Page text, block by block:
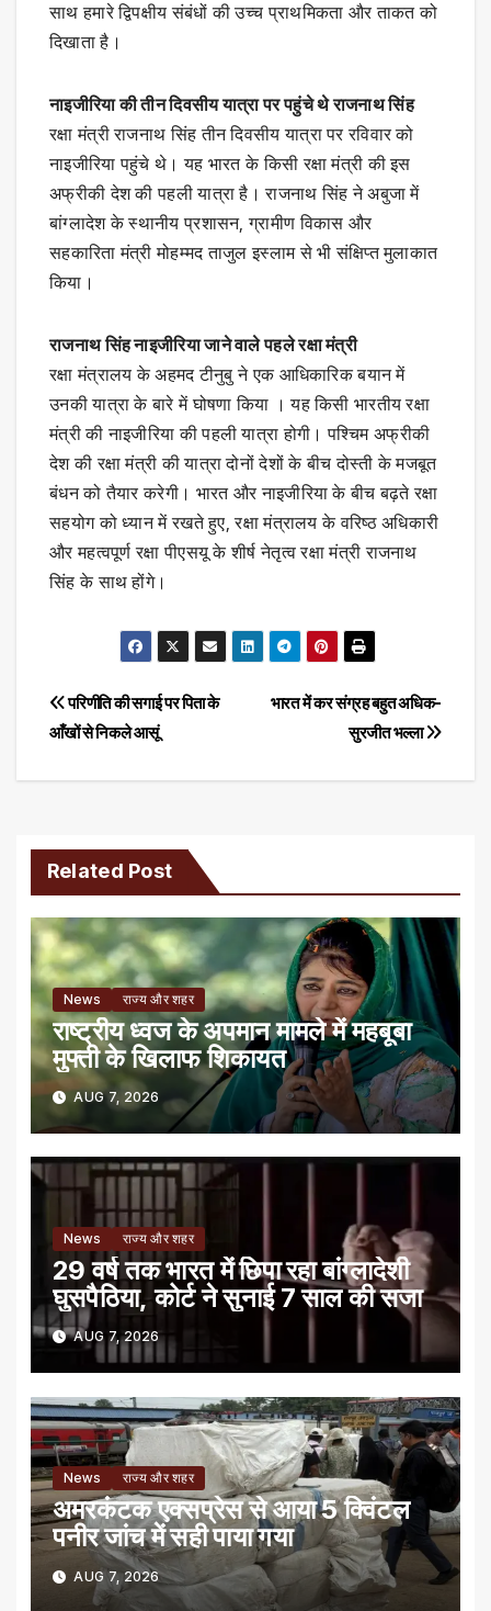
साथ हमारे द्विपक्षीय संबंधों की उच्च प्राथमिकता और ताकत को
दिखाता है।
नाइजीरिया की तीन दिवसीय यात्रा पर पहुंचे थे राजनाथ सिंह
रक्षा मंत्री राजनाथ सिंह तीन दिवसीय यात्रा पर रविवार को
नाइजीरिया पहुंचे थे। यह भारत के किसी रक्षा मंत्री की इस
अफ्रीकी देश की पहली यात्रा है। राजनाथ सिंह ने अबुजा में
बांग्लादेश के स्थानीय प्रशासन, ग्रामीण विकास और
सहकारिता मंत्री मोहम्मद ताजुल इस्लाम से भी संक्षिप्त मुलाकात
किया।
राजनाथ सिंह नाइजीरिया जाने वाले पहले रक्षा मंत्री
रक्षा मंत्रालय के अहमद टीनुबु ने एक आधिकारिक बयान में
उनकी यात्रा के बारे में घोषणा किया । यह किसी भारतीय रक्षा
मंत्री की नाइजीरिया की पहली यात्रा होगी। पश्चिम अफ्रीकी
देश की रक्षा मंत्री की यात्रा दोनों देशों के बीच दोस्ती के मजबूत
बंधन को तैयार करेगी। भारत और नाइजीरिया के बीच बढ़ते रक्षा
सहयोग को ध्यान में रखते हुए, रक्षा मंत्रालय के वरिष्ठ अधिकारी
और महत्वपूर्ण रक्षा पीएसयू के शीर्ष नेतृत्व रक्षा मंत्री राजनाथ
सिंह के साथ होंगे।
Post
navigation
भारत में कर संग्रह बहुत अधिक-
सुरजीत भल्ला
परिणीति की सगाई पर पिता के
आँखों से निकले आसूं
Related Post
News राज्य और शहर
राष्ट्रीय ध्वज के अपमान मामले में महबूबा
मुफ्ती के खिलाफ शिकायत
AUG 7, 2026
News राज्य और शहर
29 वर्ष तक भारत में छिपा रहा बांग्लादेशी
घुसपैठिया, कोर्ट ने सुनाई 7 साल की सजा
AUG 7, 2026
News राज्य और शहर
अमरकंटक एक्सप्रेस से आया 5 क्विंटल
पनीर जांच में सही पाया गया
AUG 7, 2026